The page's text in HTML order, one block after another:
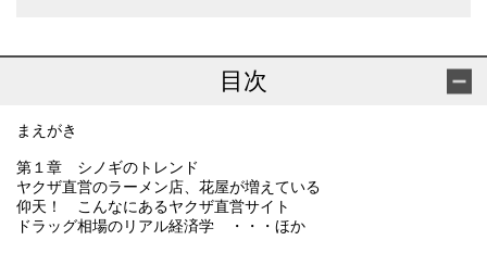
目次
まえがき
第１章 シノギのトレンド
ヤクザ直営のラーメン店、花屋が増えている
仰天！ こんなにあるヤクザ直営サイト
ドラッグ相場のリアル経済学 ・・・ほか